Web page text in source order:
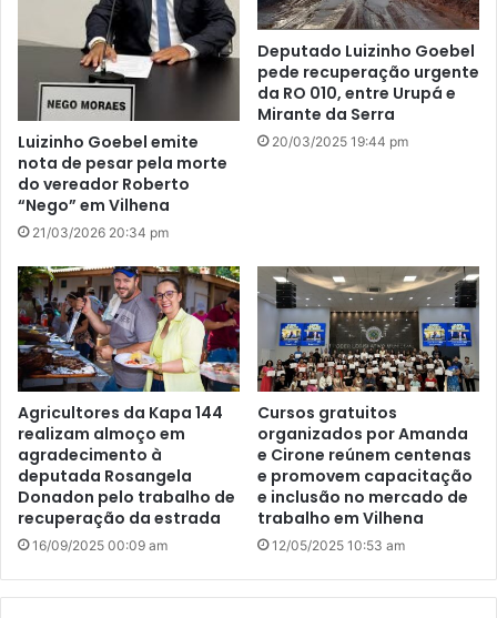
Luizinho Goebel emite
nota de pesar pela morte
do vereador Roberto
“Nego” em Vilhena
21/03/2026 20:34 pm
Deputado Luizinho Goebel
pede recuperação urgente
da RO 010, entre Urupá e
Mirante da Serra
20/03/2025 19:44 pm
Agricultores da Kapa 144
realizam almoço em
agradecimento à
deputada Rosangela
Donadon pelo trabalho de
recuperação da estrada
16/09/2025 00:09 am
Cursos gratuitos
organizados por Amanda
e Cirone reúnem centenas
e promovem capacitação
e inclusão no mercado de
trabalho em Vilhena
12/05/2025 10:53 am